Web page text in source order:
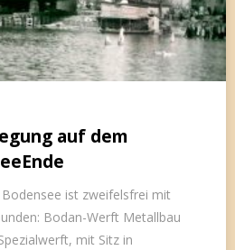
auf dem
ist zweifelsfrei mit
Bodan-Werft Metallbau
mit Sitz in